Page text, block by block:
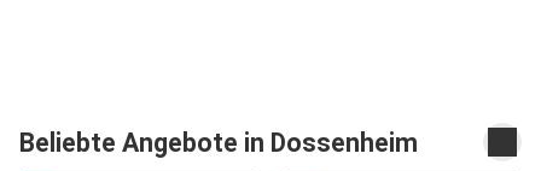
Beliebte Angebote in Dossenheim